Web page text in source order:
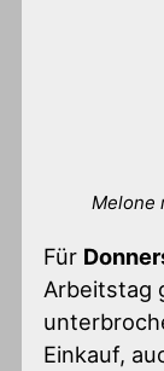
Melone
Für
Arbeitstag
Einkauf,